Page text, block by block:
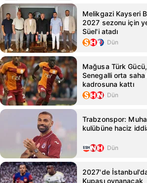
Melikgazi Kayseri
2027 sezonu için
Süel'i atadı
Dün
Mağusa Türk
Senegalli orta
kadrosuna kattı
Dün
Trabzonspor:
kulübüne haciz
Dün
2027'de
Kupası oynanacak